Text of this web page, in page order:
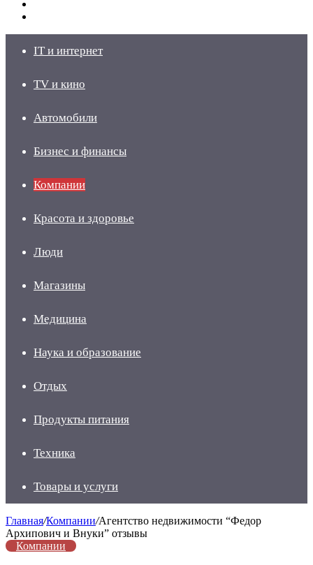
IT и интернет
TV и кино
Автомобили
Бизнес и финансы
Компании
Красота и здоровье
Люди
Магазины
Медицина
Наука и образование
Отдых
Продукты питания
Техника
Товары и услуги
Главная/Компании/Агентство недвижимости “Федор
Архипович и Внуки” отзывы
Компании